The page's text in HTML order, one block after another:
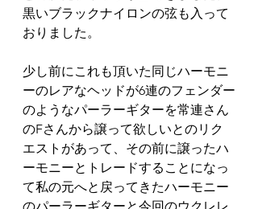
黒いブラックナイロンの弦も入って
おりました。
少し前にこれも頂いた同じハーモニ
ーのレアなヘッドが6連のフェンダー
のようなパーラーギターを常連さん
のFさんから譲って欲しいとのリク
エストがあって、その前に譲ったハ
ーモニーとトレードすることになっ
て私の元へと戻ってきたハーモニー